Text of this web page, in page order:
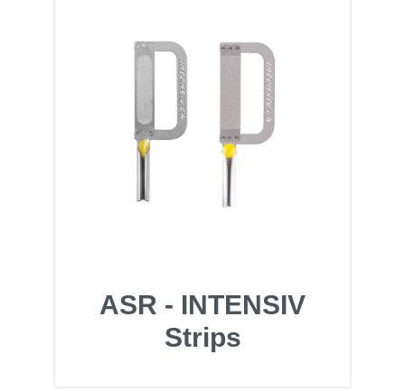
ASR - INTENSIV
Strips